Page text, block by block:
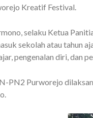
Kreatif Festival.
selaku Ketua
sekolah atau tahun
pengenalan diri, dan
PN2 Purworejo